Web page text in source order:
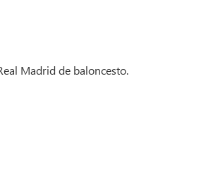
Madrid de baloncesto.